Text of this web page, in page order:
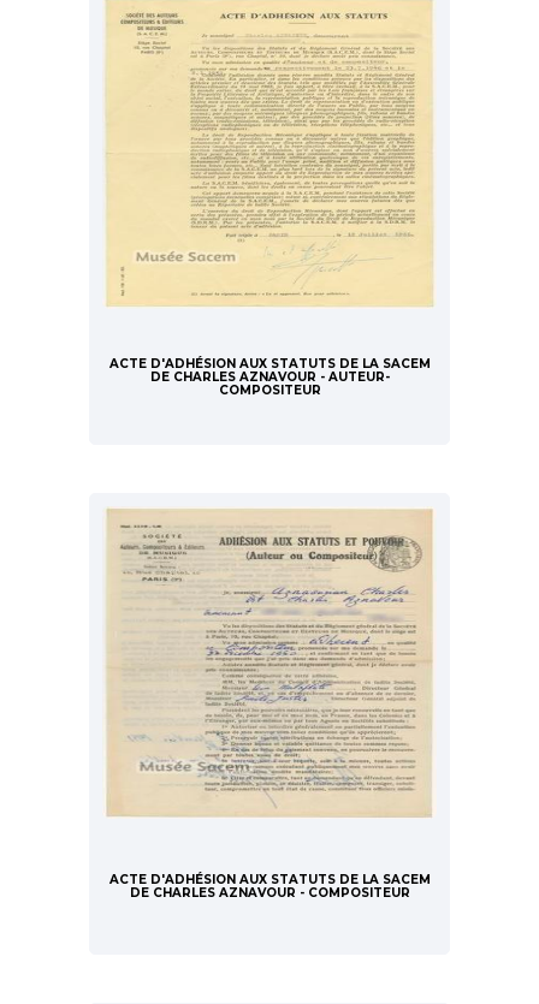
ACTE D'ADHÉSION AUX STATUTS DE LA SACEM
DE CHARLES AZNAVOUR - AUTEUR-
COMPOSITEUR
ACTE D'ADHÉSION AUX STATUTS DE LA SACEM
DE CHARLES AZNAVOUR - COMPOSITEUR